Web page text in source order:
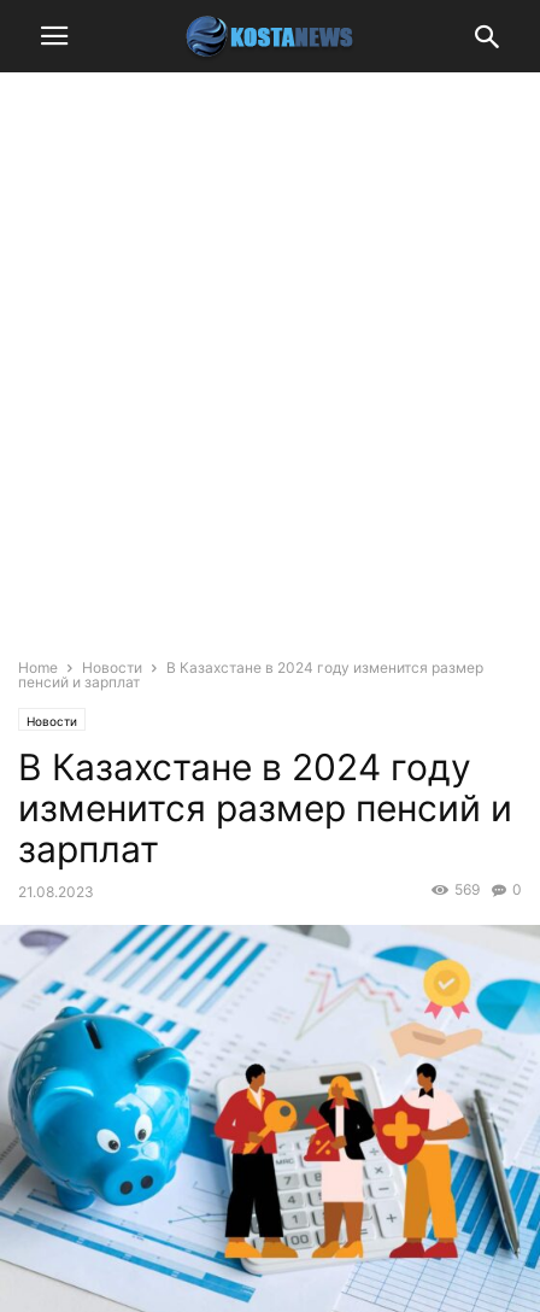
Home Новости
В Казахстане в 2024 году изменится размер
пенсий и зарплат
Новости
В Казахстане в 2024 году
изменится размер пенсий и
зарплат
21.08.2023 0
569